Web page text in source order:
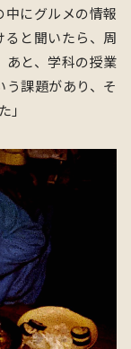
中にグルメの情報
ると聞いたら、周
あと、学科の授業
課題があり、そ
」